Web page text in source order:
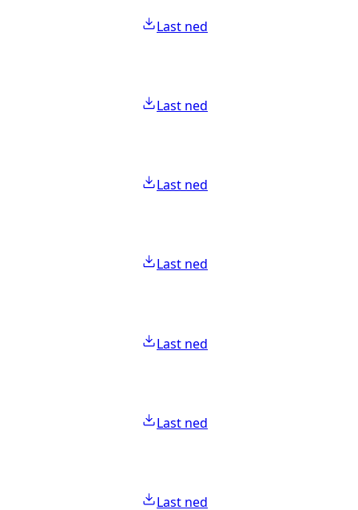
Last ned
Last ned
Last ned
Last ned
Last ned
Last ned
Last ned